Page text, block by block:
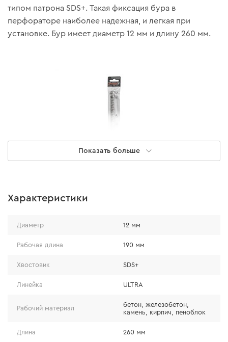
типом патрона SDS+. Такая фиксация бура в
перфораторе наиболее надежная, и легкая при
установке. Бур имеет диаметр 12 мм и длину 260 мм.
Трехгранная форма твердосплавной напайки
материалами и легко проходить арматуру, даже после
1000 отверстий в бетоне марки В50. Бур имеет 3
выводится шлам и пыль.
Показать больше
Характеристики
Диаметр 12 мм
Рабочая длина 190 мм
Хвостовик SDS+
Линейка ULTRA
Рабочий материал
бетон, железобетон,
камень, кирпич, пеноблок
Длина 260 мм